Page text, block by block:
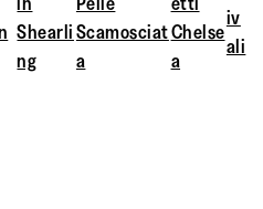
Shearli
ng
Scamosciat
a
Chelse
a
iv
ali